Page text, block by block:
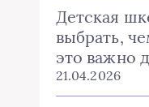
Детская
выбрать,
это важно
21.04.2026